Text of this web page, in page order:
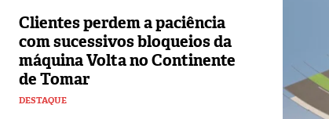
Clientes perdem a paciência
com sucessivos bloqueios da
máquina Volta no Continente
de Tomar
DESTAQUE